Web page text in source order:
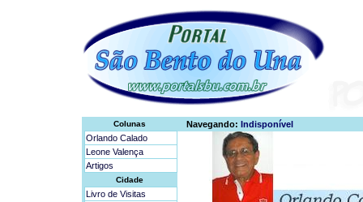
Colunas
Orlando Calado
Leone Valença
Artigos
Cidade
Livro de Visitas
Navegando: Indisponível